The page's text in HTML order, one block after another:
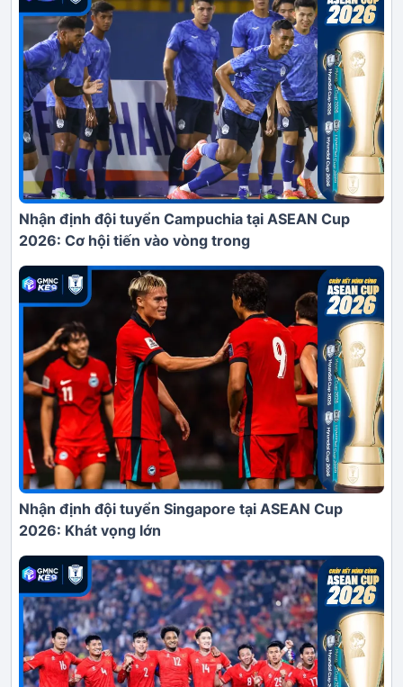
Nhận định đội tuyển Campuchia tại ASEAN Cup
2026: Cơ hội tiến vào vòng trong
Nhận định đội tuyển Singapore tại ASEAN Cup
2026: Khát vọng lớn